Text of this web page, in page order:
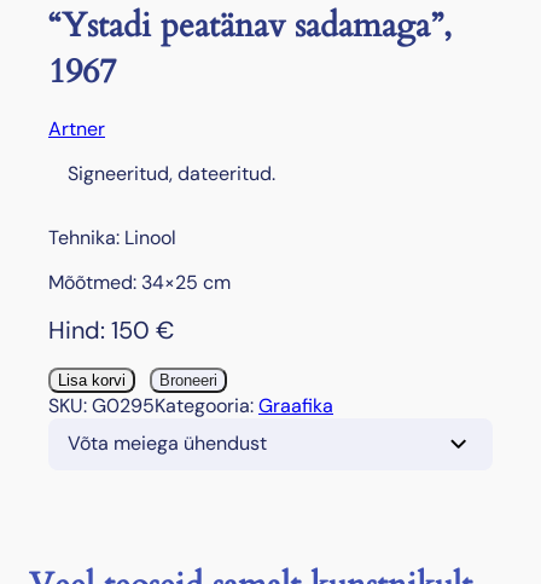
“Ystadi peatänav sadamaga”,
1967
Artner
Signeeritud, dateeritud.
Tehnika: Linool
Mõõtmed: 34×25 cm
Hind: 150 €
"
Y
Lisa korvi Broneeri
SKU:G0295Kategooria:Graafika
Võta meiega ühendust